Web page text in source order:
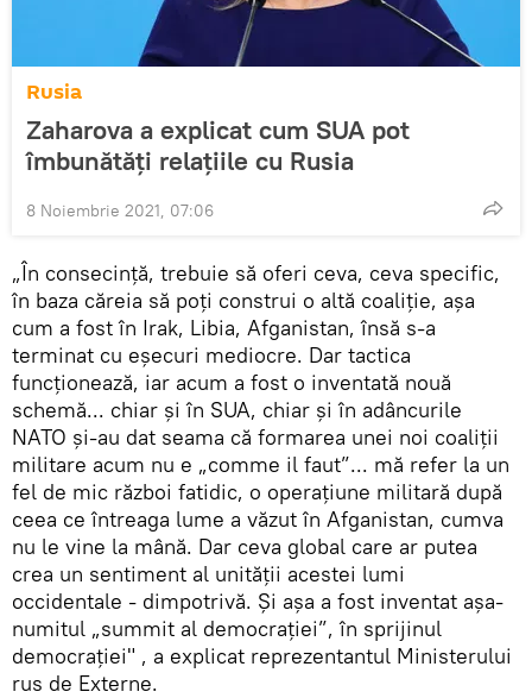
Rusia
Zaharova a explicat cum SUA pot
îmbunătăți relațiile cu Rusia
8 Noiembrie 2021, 07:06
„În consecință, trebuie să oferi ceva, ceva specific,
în baza căreia să poți construi o altă coaliție, așa
cum a fost în Irak, Libia, Afganistan, însă s-a
terminat cu eșecuri mediocre. Dar tactica
funcționează, iar acum a fost o inventată nouă
schemă... chiar și în SUA, chiar și în adâncurile
NATO și-au dat seama că formarea unei noi coaliții
militare acum nu e „comme il faut”... mă refer la un
fel de mic război fatidic, o operațiune militară după
ceea ce întreaga lume a văzut în Afganistan, cumva
nu le vine la mână. Dar ceva global care ar putea
crea un sentiment al unității acestei lumi
occidentale - dimpotrivă. Și așa a fost inventat așa-
numitul „summit al democrației”, în sprijinul
democrației" , a explicat reprezentantul Ministerului
rus de Externe.